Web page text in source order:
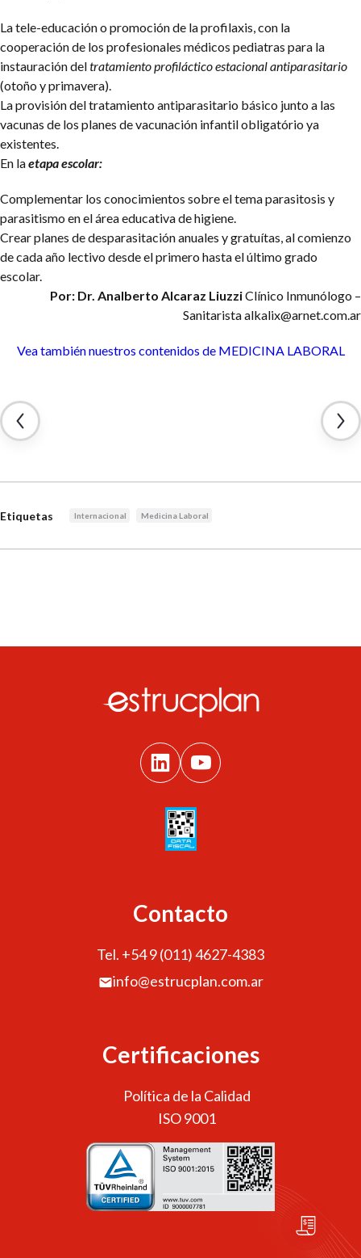
La tele-educación o promoción de la profilaxis, con la
cooperación de los profesionales médicos pediatras para la
instauración deltratamiento profiláctico estacional antiparasitario
(otoño y primavera).
La provisión del tratamiento antiparasitario básico junto a las
vacunas de los planes de vacunación infantil obligatório ya
existentes.
En laetapa escolar:
Complementar los conocimientos sobre el tema parasitosis y
parasitismo en el área educativa de higiene.
Crear planes de desparasitación anuales y gratuítas, al comienzo
de cada año lectivo desde el primero hasta el último grado
escolar.
Por: Dr. Analberto Alcaraz LiuzziClínico Inmunólogo –
Sanitaristaalkalix@arnet.com.ar
Vea también nuestros contenidos de MEDICINA LABORAL
Etiquetas Internacional Medicina Laboral
Contacto
Tel. +54 9 (011) 4627-4383
info@estrucplan.com.ar
Certificaciones
Política de la Calidad
ISO 9001